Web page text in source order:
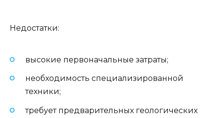
Недостатки:
высокие первоначальные затраты;
необходимость специализированной
техники;
требует предварительных геологических